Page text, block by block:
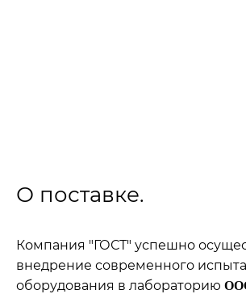
О поставке.
Компания "ГОСТ" успешно
внедрение современного
оборудования в лабораторию